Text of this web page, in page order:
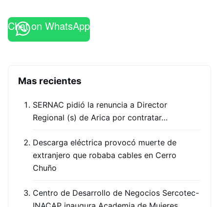
Chat on WhatsApp
Mas recientes
SERNAC pidió la renuncia a Director
Regional (s) de Arica por contratar…
Descarga eléctrica provocó muerte de
extranjero que robaba cables en Cerro
Chuño
Centro de Desarrollo de Negocios Sercotec-